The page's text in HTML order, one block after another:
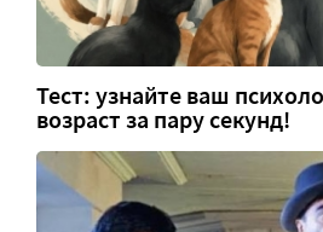
Тест: узнайте ваш
возраст за пару секунд!